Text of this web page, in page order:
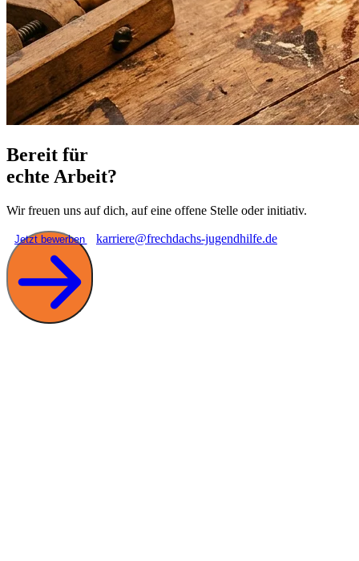
Bereit für
echte Arbeit?
Wir freuen uns auf dich, auf eine offene Stelle oder initiativ.
karriere@frechdachs-jugendhilfe.de